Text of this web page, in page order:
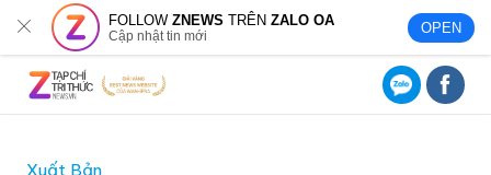
FOLLOWZNEWS TRÊNZALO OA
Cập nhật tin mới OPEN
Xuất Bản